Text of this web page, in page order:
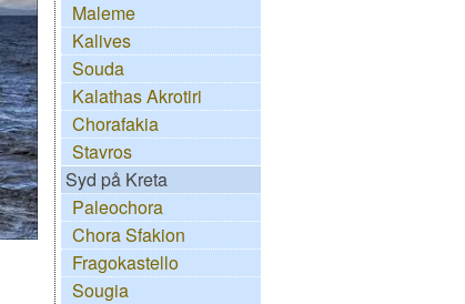
Maleme
Kalives
Souda
Kalathas Akrotiri
Chorafakia
Stavros
Syd på Kreta
Paleochora
Chora Sfakion
Fragokastello
Sougia